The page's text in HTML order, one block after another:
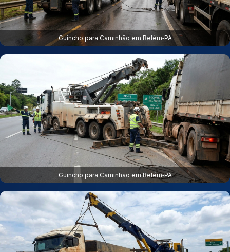
Guincho para Caminhão em Belém‑PA
Guincho para Caminhão em Belém‑PA